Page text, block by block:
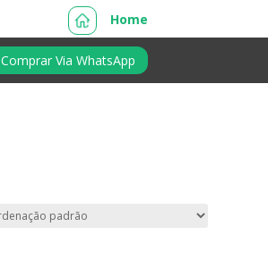
Home
Comprar Via WhatsApp